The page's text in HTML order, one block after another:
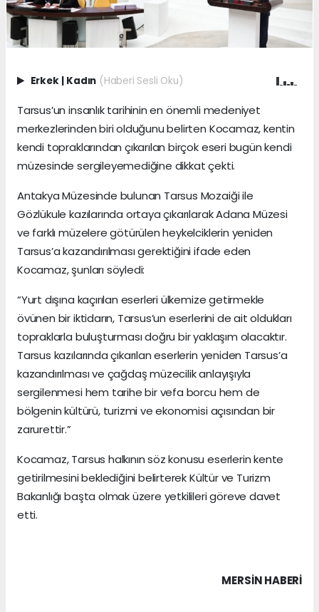
Erkek Kadın (Haberi Sesli Oku)
Tarsus’un insanlık tarihinin en önemli medeniyet
merkezlerinden biri olduğunu belirten Kocamaz, kentin
kendi topraklarından çıkarılan birçok eseri bugün kendi
müzesinde sergileyemediğine dikkat çekti.
Antakya Müzesinde bulunan Tarsus Mozaiği ile
Gözlükule kazılarında ortaya çıkarılarak Adana Müzesi
ve farklı müzelere götürülen heykelciklerin yeniden
Tarsus’a kazandırılması gerektiğini ifade eden
Kocamaz, şunları söyledi:
“Yurt dışına kaçırılan eserleri ülkemize getirmekle
övünen bir iktidarın, Tarsus’un eserlerini de ait oldukları
topraklarla buluşturması doğru bir yaklaşım olacaktır.
Tarsus kazılarında çıkarılan eserlerin yeniden Tarsus’a
kazandırılması ve çağdaş müzecilik anlayışıyla
sergilenmesi hem tarihe bir vefa borcu hem de
bölgenin kültürü, turizmi ve ekonomisi açısından bir
zarurettir.”
Kocamaz, Tarsus halkının söz konusu eserlerin kente
getirilmesini beklediğini belirterek Kültür ve Turizm
Bakanlığı başta olmak üzere yetkilileri göreve davet
etti.
MERSIN HABERİ